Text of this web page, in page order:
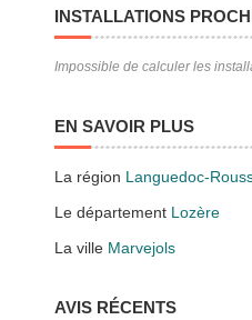
INSTALLATIONS
Impossible de calculer les
EN SAVOIR PLUS
La région Languedoc-
Le département Lozère
La ville Marvejols
AVIS RÉCENTS